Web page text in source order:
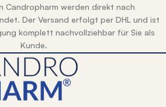
Candropharm werden direkt nach
Der Versand erfolgt per DHL und ist
komplett nachvollziehbar für Sie als
Kunde.